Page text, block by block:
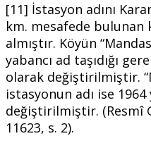
[11] İstasyon adını
km. mesafede bulunan
almıştır. Köyün
yabancı ad taşıdığı
olarak değiştirilmiştir.
istasyonun adı ise
değiştirilmiştir. (Resmî
11623, s. 2).